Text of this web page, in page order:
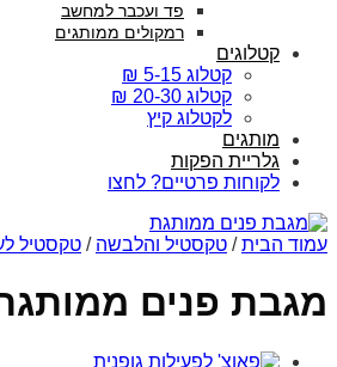
פד ועכבר למחשב
רמקולים ממותגים
קטלוגים
קטלוג 5-15 ₪
קטלוג 20-30 ₪
לקטלוג קיץ
מותגים
גלריית הפקות
לקוחות פרטיים? לחצו
עמוד הבית / טקסטיל והלבשה / טקסטיל
מגבת פנים